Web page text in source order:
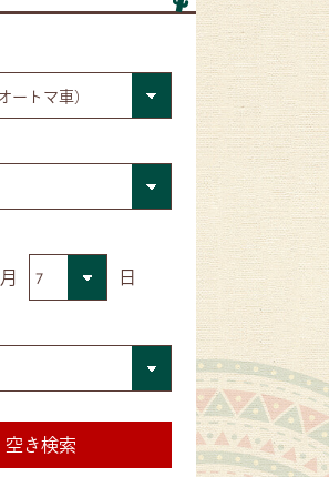
月
日